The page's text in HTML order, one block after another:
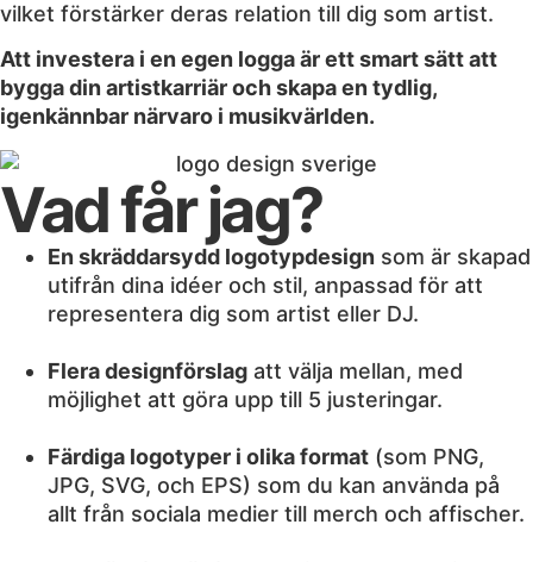
vilket förstärker deras relation till dig som artist.
Att investera i en egen logga är ett smart sätt att
bygga din artistkarriär och skapa en tydlig,
igenkännbar närvaro i musikvärlden.
Vad får jag?
En skräddarsydd logotypdesign som är skapad
utifrån dina idéer och stil, anpassad för att
representera dig som artist eller DJ.
Flera designförslag att välja mellan, med
möjlighet att göra upp till 5 justeringar.
Färdiga logotyper i olika format (som PNG,
JPG, SVG, och EPS) som du kan använda på
allt från sociala medier till merch och affischer.